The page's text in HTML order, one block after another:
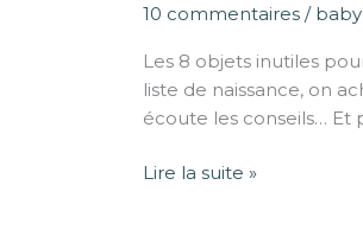
10 commentaires / baby
Les 8 objets inutiles
liste de naissance, on
écoute les conseils… Et
Lire la suite »